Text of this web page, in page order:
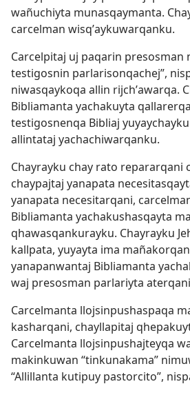
wañuchiyta munasqaymanta.
carcelman wisqʼaykuwarqanku.
Carcelpitaj uj paqarin presosman
testigosnin parlarisonqachej”,
niwasqaykoqa allin rijchʼawarqa.
Bibliamanta yachakuyta
testigosnenqa Bibliaj
allintataj yachachiwarqanku.
Chayrayku chay rato repararqani
chaypajtaj yanapata
yanapata necesitarqani,
Bibliamanta yachakushasqayta
qhawasqankurayku. Chayrayku
kallpata, yuyayta ima
yanapanwantaj Bibliamanta
waj presosman parlariyta
Carcelmanta llojsinpushaspaqa
kasharqani, chayllapitaj
Carcelmanta llojsinpushajteyqa
makinkuwan “tinkunakama”
“Allillanta kutipuy pastorcito”,